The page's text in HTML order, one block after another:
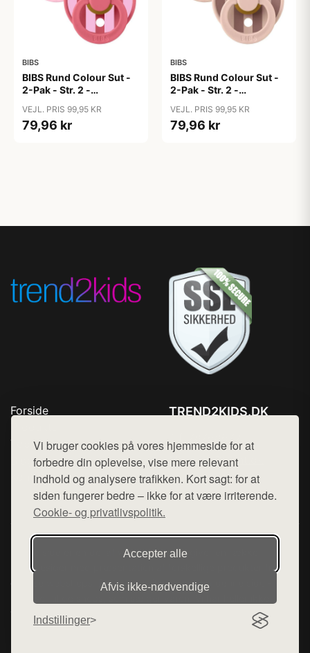
Vi bruger cookies på vores hjemmeside for at
forbedre din oplevelse, vise mere relevant
indhold og analysere trafikken. Kort sagt: for at
siden fungerer bedre – ikke for at være irriterende.
Cookie- og privatlivspolitik.
Accepter alle
Afvis ikke‑nødvendige
Indstillinger
BIBS
BIBS Rund Colour Sut -
2-Pak - Str. 2 -
Studio - Baby Pink/Coral
Mix
VEJL. PRIS 99,95 KR
79,96 kr
BIBS
BIBS Rund Colour Sut -
2-Pak - Str. 2 -
Studio - Blush Mix
VEJL. PRIS 99,95 KR
79,96 kr
Forside
Top Rabatter
Blog
Kontakt
TREND2KIDS.DK
Mail: hej@want.dk
Cookie- og privatlivspolitik
Denne side er en del af want.dk, der udgiver en række
hjemmesider med præsentation af forskellige produkter fra
diverse webshops. Der sælges ikke varer fra denne side - vi
henviser til de shops, som sælger varen. Vi har heller ikke
varerne på lager.